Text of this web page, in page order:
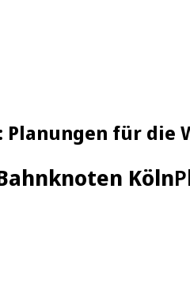
Planungen für die
Köln